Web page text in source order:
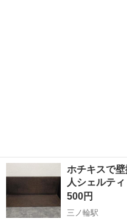
ホチキスで
人シェルティ
500円
三ノ輪駅